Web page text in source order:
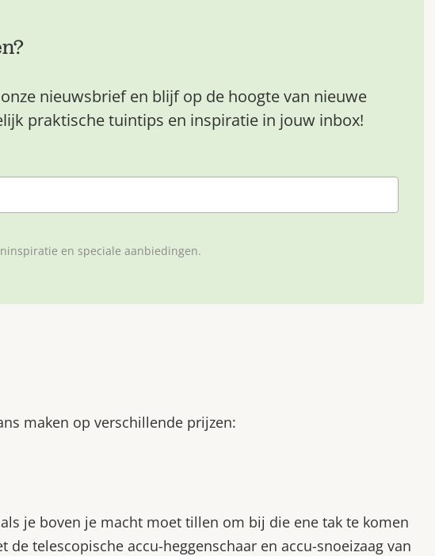
nieuwsbrief en blijf op de hoogte van nieuwe
praktische tuintips en inspiratie in jouw inbox!
en speciale aanbiedingen.
maken op verschillende prijzen:
je boven je macht moet tillen om bij die ene tak te komen
telescopische accu-heggenschaar en accu-snoeizaag van